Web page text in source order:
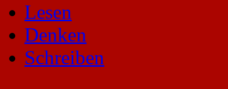
Lesen
Denken
Schreiben